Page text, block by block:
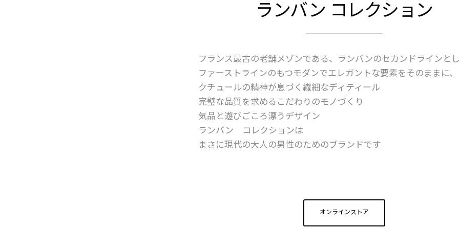
ランバン コレクション
フランス最古の老舗メゾンである、ランバンのセカンドラインと
ファーストラインのもつモダンでエレガントな要素をそのままに、
クチュールの精神が息づく繊細なディティール
完璧な品質を求めるこだわりのモノづくり
気品と遊びごころ漂うデザイン
ランバン コレクションは
まさに現代の大人の男性のためのブランドです
オンラインストア